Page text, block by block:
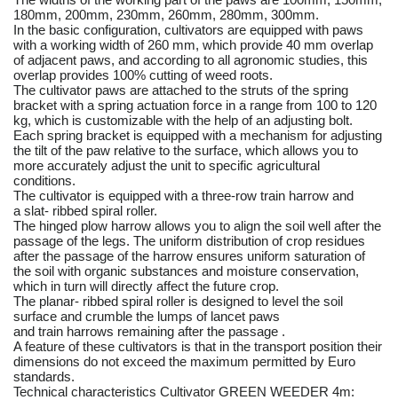
180mm, 200mm, 230mm, 260mm, 280mm, 300mm.
In the basic configuration, cultivators are equipped with paws
with a working width of 260 mm, which provide 40 mm overlap
of adjacent paws, and according to all agronomic studies, this
overlap provides 100% cutting of weed roots.
The cultivator paws are attached to the struts of the spring
bracket with a spring actuation force in a range from 100 to 120
kg, which is customizable with the help of an adjusting bolt.
Each spring bracket is equipped with a mechanism for adjusting
the tilt of the paw relative to the surface, which allows you to
more accurately adjust the unit to specific agricultural
conditions.
The cultivator is equipped with a three-row train harrow and
a slat- ribbed spiral roller.
The hinged plow harrow allows you to align the soil well after the
passage of the legs. The uniform distribution of crop residues
after the passage of the harrow ensures uniform saturation of
the soil with organic substances and moisture conservation,
which in turn will directly affect the future crop.
The planar- ribbed spiral roller is designed to level the soil
surface and crumble the lumps of lancet paws
and train harrows remaining after the passage .
A feature of these cultivators is that in the transport position their
dimensions do not exceed the maximum permitted by Euro
standards.
Technical characteristics Cultivator GREEN WEEDER 4m: